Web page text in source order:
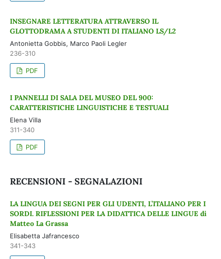
INSEGNARE LETTERATURA ATTRAVERSO IL
GLOTTODRAMA A STUDENTI DI ITALIANO LS/L2
Antonietta Gobbis, Marco Paoli Legler
236-310
PDF
I PANNELLI DI SALA DEL MUSEO DEL 900:
CARATTERISTICHE LINGUISTICHE E TESTUALI
Elena Villa
311-340
PDF
RECENSIONI - SEGNALAZIONI
LA LINGUA DEI SEGNI PER GLI UDENTI, L’ITALIANO PER I
SORDI. RIFLESSIONI PER LA DIDATTICA DELLE LINGUE di
Matteo La Grassa
Elisabetta Jafrancesco
341-343